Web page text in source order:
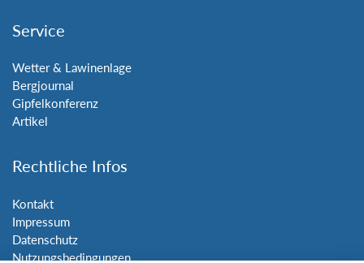
Service
Wetter & Lawinenlage
Bergjournal
Gipfelkonferenz
Artikel
Rechtliche Infos
Kontakt
Impressum
Datenschutz
Nutzungsbedingungen